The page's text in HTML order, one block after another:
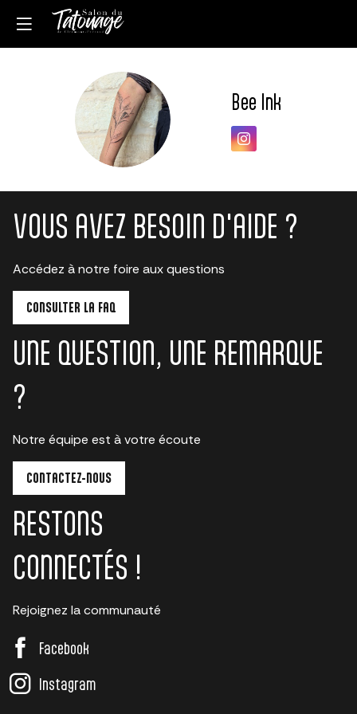
BI Bee Ink
VOUS AVEZ BESOIN D'AIDE ?
Accédez à notre foire aux questions
CONSULTER LA FAQ
UNE QUESTION, UNE REMARQUE
?
Notre équipe est à votre écoute
CONTACTEZ-NOUS
RESTONS
CONNECTÉS !
Rejoignez la communauté
Facebook
Instagram